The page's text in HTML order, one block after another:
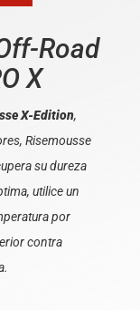
Road
X
X-Edition,
Risemousse
su dureza
utilice un
por
contra